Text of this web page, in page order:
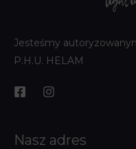
Jesteśmy
P.H.U. HELAM
Nasz adres